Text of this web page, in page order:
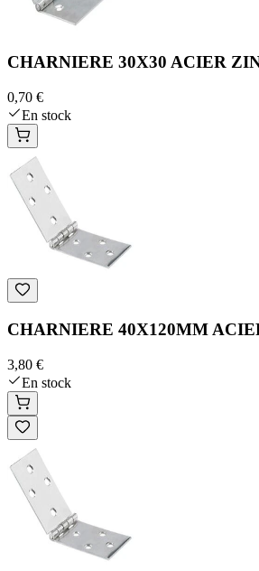
CHARNIERE 30X30 ACIER
0,70 €
En stock
CHARNIERE 40X120MM
3,80 €
En stock